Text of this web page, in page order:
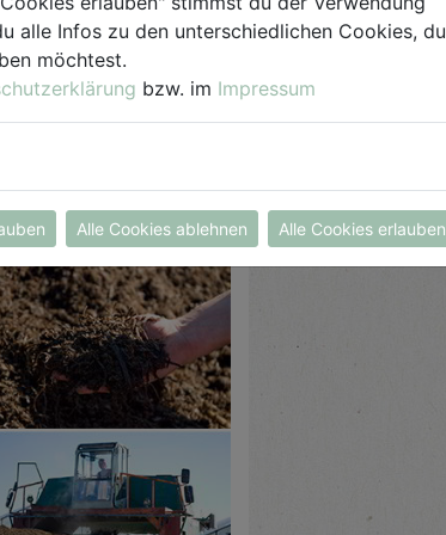
(die guten
zu
täglich gewendet
werden.
ausbringen.
alle Infos zu den unterschiedlichen Cookies, du
möchtest.
bzw. im Impressum
Alle Cookies ablehnen Alle Cookies erlauben